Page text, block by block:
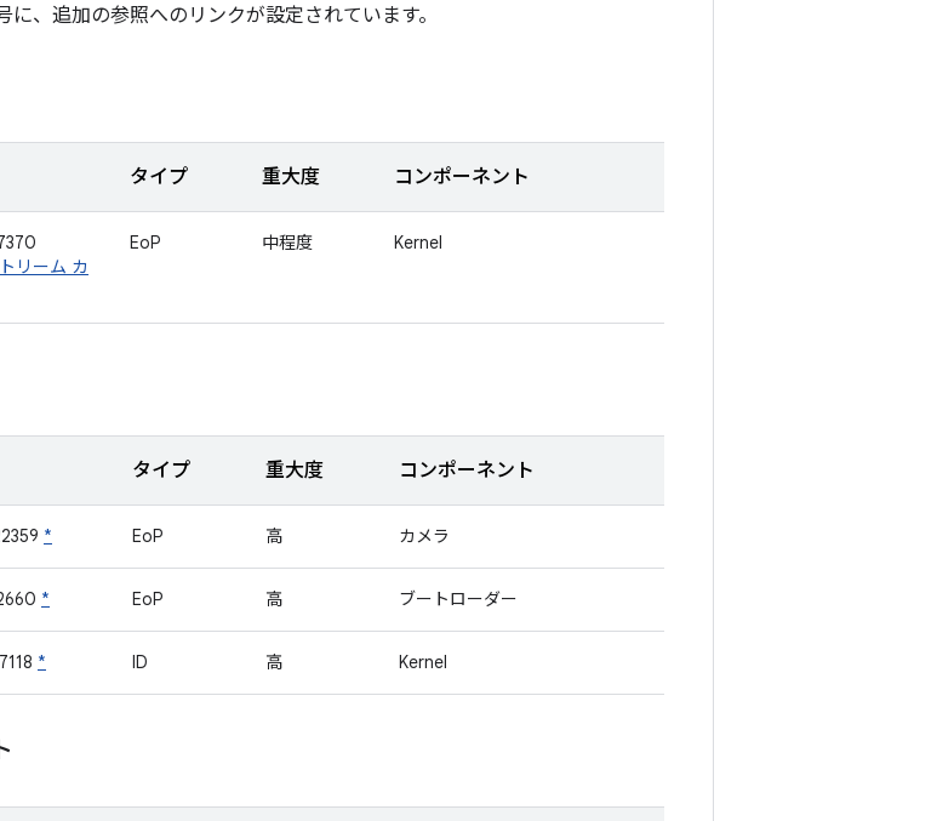
、追加の参照へのリンクが設定されています。
タイプ 重大度 コンポーネント
リーム カ
EoP 中程度 Kernel
タイプ 重大度 コンポーネント
* EoP 高 カメラ
* EoP 高 ブートローダー
* ID 高 Kernel